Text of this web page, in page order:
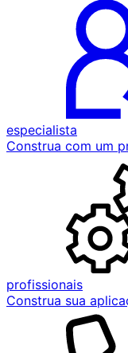
especialista
Construa com um
profissionais
Construa sua